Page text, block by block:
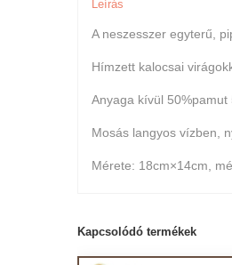
Leírás
A neszesszer egyterű,
Hímzett kalocsai
Anyaga kívül
Mosás langyos vízben,
Mérete: 18cm×14cm,
Kapcsolódó termékek